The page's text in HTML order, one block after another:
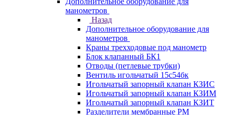
манометров
Назад
Дополнительное оборудование для
манометров
Краны трехходовые под манометр
Блок клапанный БК1
Отводы (петлевые трубки)
Вентиль игольчатый 15с54бк
Игольчатый запорный клапан КЗИС
Игольчатый запорный клапан КЗИМ
Игольчатый запорный клапан КЗИТ
Разделители мембранные РМ